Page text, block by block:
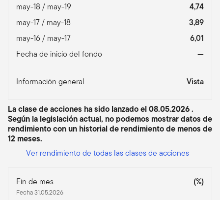
may-18 / may-19
4,74
may-17 / may-18
3,89
may-16 / may-17
6,01
Fecha de inicio del fondo
—
Información general Vista
La clase de acciones ha sido lanzado el 08.05.2026 .
Según la legislación actual, no podemos mostrar datos de
rendimiento con un historial de rendimiento de menos de
12 meses.
Ver rendimiento de todas las clases de acciones
Fin de mes
Fecha 31.05.2026
(%)